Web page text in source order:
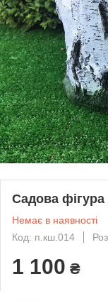
Садова фігура
Немає в наявності
Код: п.кш.014
1 100 ₴